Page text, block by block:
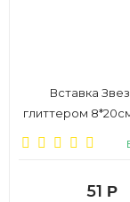
Вставка
глиттером
51 Р